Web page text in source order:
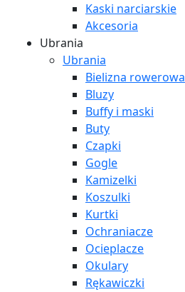
Kaski narciarskie
Akcesoria
Ubrania
Ubrania
Bielizna rowerowa
Bluzy
Buffy i maski
Buty
Czapki
Gogle
Kamizelki
Koszulki
Kurtki
Ochraniacze
Ocieplacze
Okulary
Rękawiczki